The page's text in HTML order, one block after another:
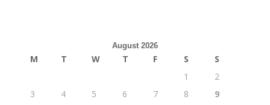
August 2026
M T W T F S
S
1
2
3
4 5 6 7 8
9